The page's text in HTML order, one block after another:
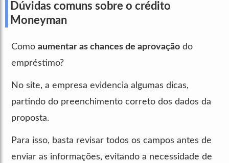
Dúvidas comuns sobre o crédito
Moneyman
Como aumentar as chances de aprovação do
empréstimo?
No site, a empresa evidencia algumas dicas,
partindo do preenchimento correto dos dados da
proposta.
Para isso, basta revisar todos os campos antes de
enviar as informações, evitando a necessidade de